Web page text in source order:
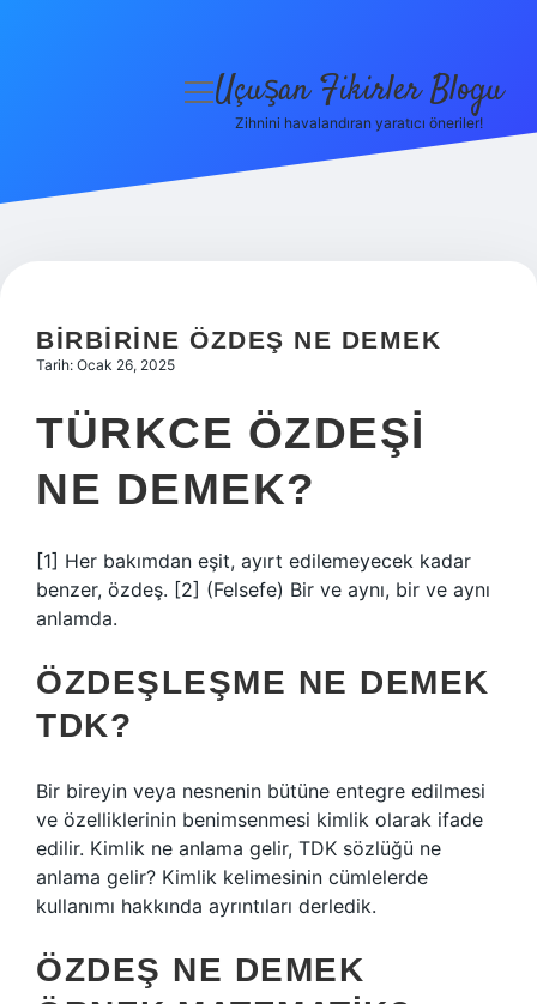
Hakkımızda
menüyü
Uçuşan Fikirler Blogu
Zihnini havalandıran yaratıcı öneriler!
BIRBIRINE ÖZDEŞ NE DEMEK
Tarih: Ocak 26, 2025
TÜRKCE ÖZDEŞI
NE DEMEK?
[1] Her bakımdan eşit, ayırt edilemeyecek kadar
benzer, özdeş. [2] (Felsefe) Bir ve aynı, bir ve aynı
anlamda.
ÖZDEŞLEŞME NE DEMEK
TDK?
Bir bireyin veya nesnenin bütüne entegre edilmesi
ve özelliklerinin benimsenmesi kimlik olarak ifade
edilir. Kimlik ne anlama gelir, TDK sözlüğü ne
anlama gelir? Kimlik kelimesinin cümlelerde
kullanımı hakkında ayrıntıları derledik.
ÖZDEŞ NE DEMEK